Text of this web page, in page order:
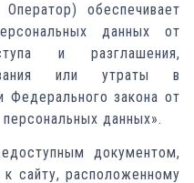
обеспечивает
данных от
и разглашения,
или утраты в
Федерального закона от
данных».
документом,
сайту, расположенному